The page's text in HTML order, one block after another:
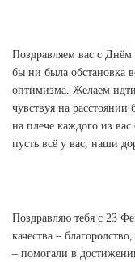
Поздравляем вас с
бы ни была обстановка
оптимизма. Желаем
чувствуя на
на плече каждого из вас
пусть всё у вас, наши
Поздравляю тебя с 23
качества –
– помогали в